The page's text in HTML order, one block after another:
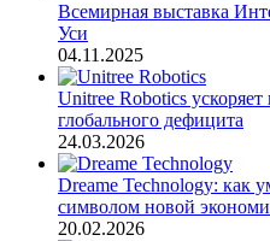
Всемирная выставка
Уси
04.11.2025
Unitree Robotics
глобального дефицита
24.03.2026
Dreame Technology: как
символом новой
20.02.2026